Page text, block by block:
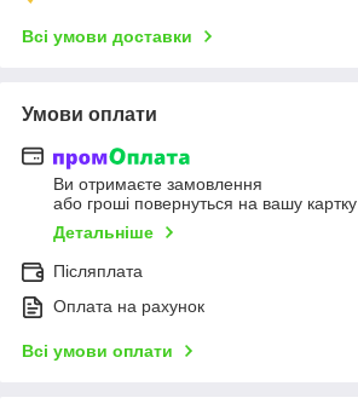
Всі умови доставки
Умови оплати
Ви отримаєте замовлення
або гроші повернуться на вашу картку
Детальніше
Післяплата
Оплата на рахунок
Всі умови оплати